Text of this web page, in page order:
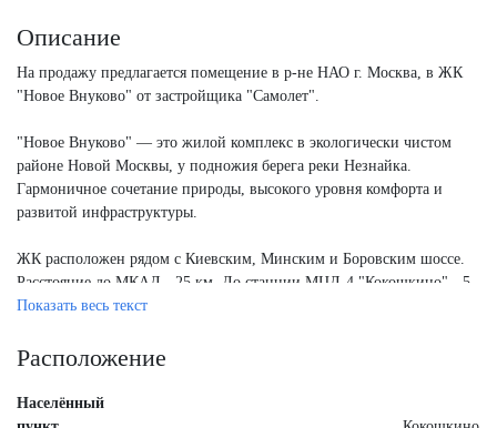
Описание
На продажу предлагается помещение в р-не НАО г. Москва, в ЖК
"Новое Внуково" от застройщика "Самолет".
"Новое Внуково" — это жилой комплекс в экологически чистом
районе Новой Москвы, у подножия берега реки Незнайка.
Гармоничное сочетание природы, высокого уровня комфорта и
развитой инфраструктуры.
ЖК расположен рядом с Киевским, Минским и Боровским шоссе.
Расстояние до МКАД - 25 км. До станции МЦД-4 "Кокошкино" - 5
минут на автомобиле. Дорога до станции метро "Аэропорт
жителей комплекса и его сотрудников оборудовано 12
общественного транспорта через них же.
Показать весь текст
Расположение
Населённый